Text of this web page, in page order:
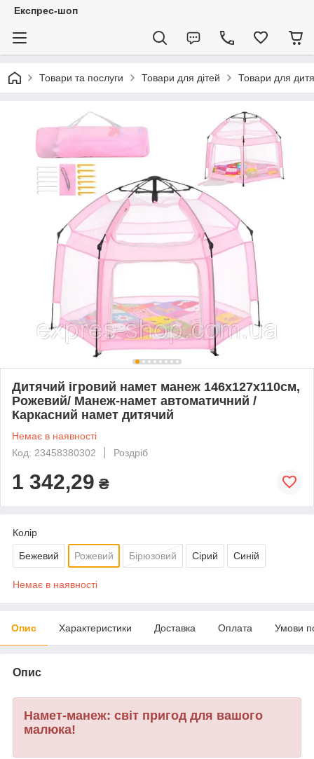
Експрес-шоп
Товари та послуги Товари для дітей Товари для
Дитячий ігровий намет манеж 146х127х110см,
Рожевий/ Манеж-намет автоматичний /
Каркасний намет дитячий
Немає в наявності
Код: 23458380302
Роздріб
1 342,29 ₴
Колір
Бежевий Рожевий Бірюзовий Сірий Синій
Немає в наявності
Опис Характеристики Доставка Оплата Умови
Опис
Намет-манеж: світ пригод для вашого
малюка!